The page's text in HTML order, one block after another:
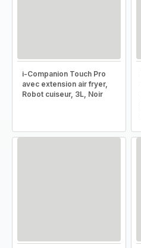
i-Companion Touch Pro
avec extension air fryer,
Robot cuiseur, 3L, Noir